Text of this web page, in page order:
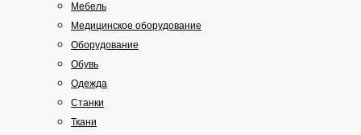
Мебель
Медицинское оборудование
Оборудование
Обувь
Одежда
Станки
Ткани